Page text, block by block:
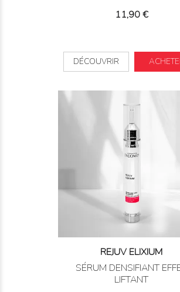
Prix
11,90 €
DÉCOUVRIR
REJUV ELIXIUM
SÉRUM DENSIFIANT
LIFTANT